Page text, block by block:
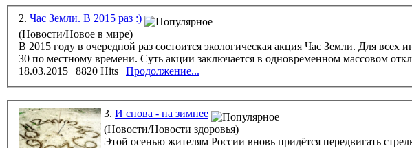
2. Час Земли. В 2015 раз :)
(Новости/Новое в мире)
В 2015 году в очередной раз состоится экологическая акция Час Земли. Для всех интересующихся сообщаем, что пройдёт она в субботу 28 марта 2015 года с 20-30 до 21-
30 по местному времени. Суть акции заключается в одновременном
18.03.2015 | 8820 Hits | Продолжение...
3. И снова - на зимнее
(Новости/Новости здоровья)
Этой осенью жителям России вновь придётся передвигать